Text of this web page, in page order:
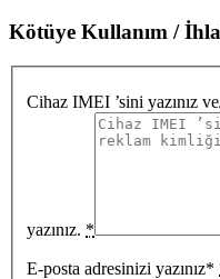
Kötüye Kullanım /
Cihaz IMEI ’sini yazınız
yazınız. *
E-posta adresinizi yazınız*